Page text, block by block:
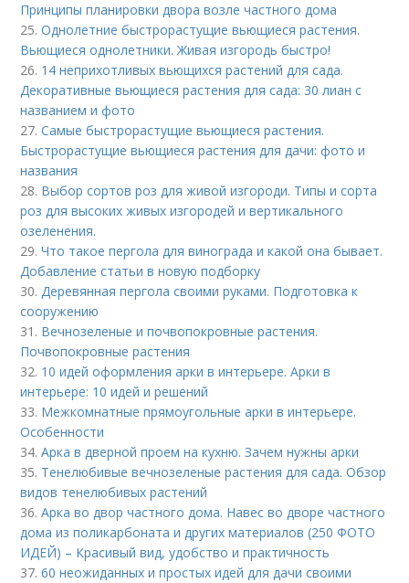
Принципы планировки двора возле частного дома
25.Однолетние быстрорастущие вьющиеся растения.
Вьющиеся однолетники. Живая изгородь быстро!
26. 14 неприхотливых вьющихся растений для сада.
Декоративные вьющиеся растения для сада: 30 лиан с
названием и фото
27.Самые быстрорастущие вьющиеся растения.
Быстрорастущие вьющиеся растения для дачи: фото и
названия
28. Выбор сортов роз для живой изгороди. Типы и сорта
роз для высоких живых изгородей и вертикального
озеленения.
29.Что такое пергола для винограда и какой она бывает.
Добавление статьи в новую подборку
30.Деревянная пергола своими руками. Подготовка к
сооружению
31. Вечнозеленые и почвопокровные растения.
Почвопокровные растения
32. 10 идей оформления арки в интерьере. Арки в
интерьере: 10 идей и решений
33. Межкомнатные прямоугольные арки в интерьере.
Особенности
34.Арка в дверной проем на кухню. Зачем нужны арки
35. Тенелюбивые вечнозеленые растения для сада. Обзор
видов тенелюбивых растений
36.Арка во двор частного дома. Навес во дворе частного
дома из поликарбоната и других материалов (250 ФОТО
ИДЕЙ) – Красивый вид, удобство и практичность
37.60 неожиданных и простых идей для дачи своими